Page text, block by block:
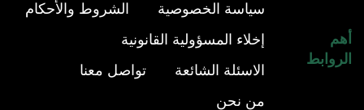
أهم
الروابط
سياسة الخصوصية
الشروط والأحكام
إخلاء المسؤولية القانونية
الاسئلة الشائعة
تواصل معنا
من نحن